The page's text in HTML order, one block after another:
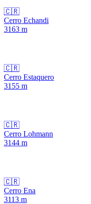
🇨🇷
Cerro Echandi
3163 m
🇨🇷
Cerro Estaquero
3155 m
🇨🇷
Cerro Lohmann
3144 m
🇨🇷
Cerro Ena
3113 m